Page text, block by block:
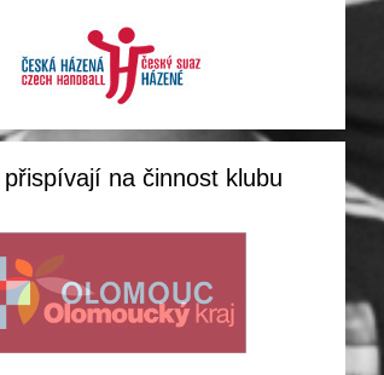
přispívají na činnost klubu